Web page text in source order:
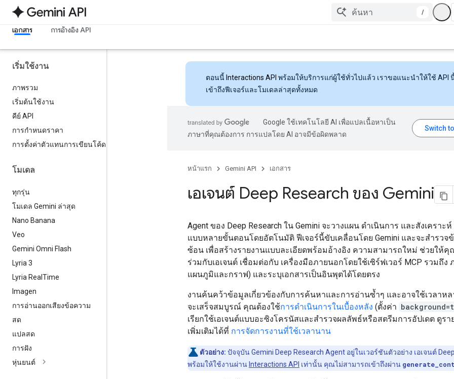
/
เอกสาร การอ้างอิง API
เริ่มใช้งาน
ภาพรวม
เริ่มต้นใช้งาน
คีย์ API
การกำหนดราคา
การตั้งค่าตัวแทนการเขียนโค้ด
โมเดล
ทุกรุ่น
โมเดล Gemini ล่าสุด
Nano Banana
Veo
Gemini Omni Flash
Lyria 3
Lyria Real Time
Imagen
การอ่านออกเสียงข้อความ
สด
แปลสด
การฝัง
หุ่นยนต์
ตอนนี้ Interactions API พร้อมให้บริการแก่ผู้ใช้ทั่วไปแล้ว เราขอแนะนำให้ใช้ API
เข้าถึงฟีเจอร์และโมเดลล่าสุดทั้งหมด
Google ใช้เทคโนโลยี AI เพื่อแปลเนื้อหาเป็น
ภาษาที่คุณต้องการ การแปลโดย AI อาจมีข้อผิดพลาด
หน้าแรก Gemini API เอกสาร
เอเจนต์ Deep Research ของ Gemini
Agent ของ Deep Research ใน Gemini จะวางแผน ดำเนินการ และสังเคราะ
แบบหลายขั้นตอนโดยอัตโนมัติ ฟีเจอร์นี้ขับเคลื่อนโดย Gemini และจะสำรวจ
ซ้อน เพื่อสร้างรายงานแบบละเอียดพร้อมอ้างอิง ความสามารถใหม่ ช่วยให้คุ
ร่วมกับเอเจนต์ เชื่อมต่อกับ เครื่องมือภายนอกโดยใช้เซิร์ฟเวอร์ MCP รวมถึง
แผนภูมิและกราฟ) และระบุเอกสารเป็นอินพุตได้โดยตรง
งานค้นคว้าข้อมูลเกี่ยวข้องกับการค้นหาและการอ่านซ้ำๆ และอาจใช้เวลาหล
จะเสร็จสมบูรณ์ คุณต้องใช้การดำเนินการในเบื้องหลัง (ตั้งค่า
เรียกใช้เอเจนต์แบบอะซิงโครนัสและสำรวจผลลัพธ์หรือสตรีมการอัปเดต ดูรา
เพิ่มเติมได้ที่ การจัดการงานที่ใช้เวลานาน
ตัวอย่าง: ปัจจุบัน Gemini Deep Research Agent อยู่ในเวอร์ชันตัวอย่าง เอเจนต์
พร้อมให้ใช้งานผ่าน Interactions API เท่านั้น คุณไม่สามารถเข้าถึงผ่าน